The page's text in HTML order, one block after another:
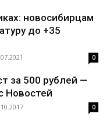
новосибирцам
до +35
0
за 500 рублей —
Новостей
0